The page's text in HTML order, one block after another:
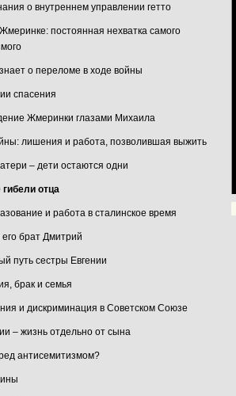
о внутреннем управлении гетто
Жмеринке: постоянная нехватка самого
о переломе в ходе войны
спасения
Жмеринки глазами Михаила
лишения и работа, позволившая выжить
– дети остаются одни
отца
и работа в сталинское время
брат Дмитрий
путь сестры Евгении
брак и семья
и дискриминация в Советском Союзе
– жизнь отдельно от сына
антисемитизмом?